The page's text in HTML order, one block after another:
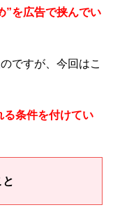
”を広告で挟んでい
のですが、今回はこ
る条件を付けてい